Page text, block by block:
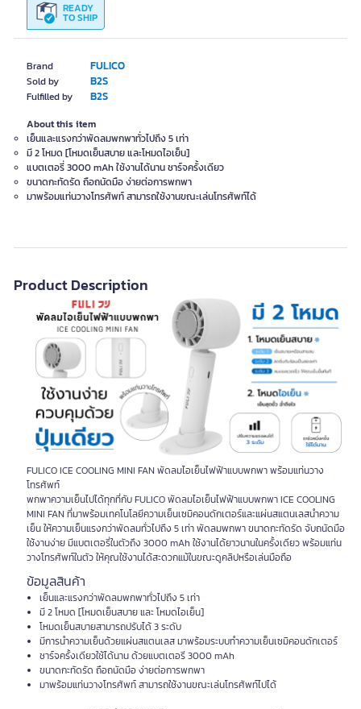
Brand FULICO
Sold by B2S
Fulfilled by B2S
READY
TO SHIP
About this item
เย็นและแรงกว่าพัดลมพกพาทั่วไปถึง 5 เท่า
มี 2 โหมด [โหมดเย็นสบาย และโหมดไอเย็น]
แบตเตอรี่ 3000 mAh ใช้งานได้นาน ชาร์จครั้งเดียว
ขนาดกะทัดรัด ถือถนัดมือ ง่ายต่อการพกพา
มาพร้อมแท่นวางโทรศัพท์ สามารถใช้งานขณะเล่นโทรศัพท์ได้
Product Description
FULICO ICE COOLING MINI FAN พัดลมไอเย็นไฟฟ้าแบบพกพา พร้อมแท่นวาง
โทรศัพท์
พกพาความเย็นไปได้ทุกที่กับ FULICO พัดลมไอเย็นไฟฟ้าแบบพกพา ICE COOLING
MINI FAN ที่มาพร้อมเทคโนโลยีความเย็นเซมิคอนดักเตอร์และแผ่นสแตนเลสนำความ
เย็น ให้ความเย็นแรงกว่าพัดลมทั่วไปถึง 5 เท่า พัดลมพกพา ขนาดกะทัดรัด จับถนัดมือ
ใช้งานง่าย มีแบตเตอรี่ในตัวถึง 3000 mAh ใช้งานได้ยาวนานในครั้งเดียว พร้อมแท่น
วางโทรศัพท์ในตัว ให้คุณใช้งานได้สะดวกแม้ในขณะดูคลิปหรือเล่นมือถือ
ข้อมูลสินค้า
เย็นและแรงกว่าพัดลมพกพาทั่วไปถึง 5 เท่า
มี 2 โหมด [โหมดเย็นสบาย และ โหมดไอเย็น]
โหมดเย็นสบายสามารถปรับได้ 3 ระดับ
มีการนำความเย็นด้วยแผ่นสแตนเลส มาพร้อมระบบทำความเย็นเซมิคอนดักเตอร์
ชาร์จครั้งเดียวใช้ได้นาน ด้วยแบตเตอรี 3000 mAh
ขนาดกะทัดรัด ถือถนัดมือ ง่ายต่อการพกพา
มาพร้อมแท่นวางโทรศัพท์ สามารถใช้งานขณะเล่นโทรศัพท์ไปได้